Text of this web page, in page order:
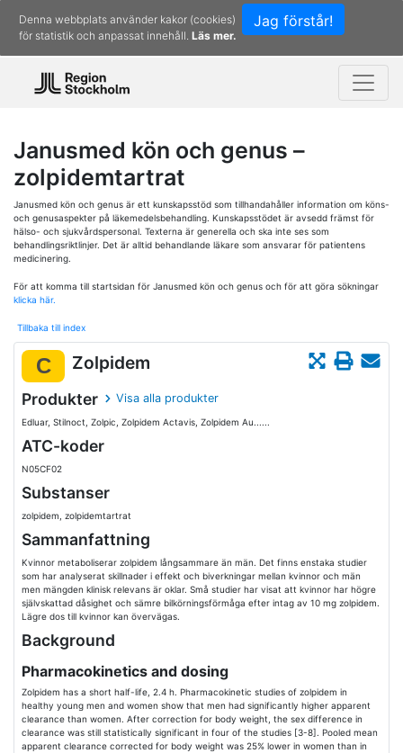
Jag förstår!
Denna webbplats använder kakor (cookies)
för statistik och anpassat innehåll. Läs mer.
Janusmed kön och genus –
zolpidemtartrat
Janusmed kön och genus är ett kunskapsstöd som tillhandahåller information om köns-
och genusaspekter på läkemedelsbehandling. Kunskapsstödet är avsedd främst för
hälso- och sjukvårdspersonal. Texterna är generella och ska inte ses som
behandlingsriktlinjer. Det är alltid behandlande läkare som ansvarar för patientens
medicinering.
För att komma till startsidan för Janusmed kön och genus och för att göra sökningar
klicka här.
Tillbaka till index
C Zolpidem
Produkter Visa alla produkter
Edluar, Stilnoct, Zolpic, Zolpidem Actavis, Zolpidem Au......
ATC-koder
N05CF02
Substanser
zolpidem, zolpidemtartrat
Sammanfattning
Kvinnor metaboliserar zolpidem långsammare än män. Det finns enstaka studier
som har analyserat skillnader i effekt och biverkningar mellan kvinnor och män
men mängden klinisk relevans är oklar. Små studier har visat att kvinnor har högre
självskattad dåsighet och sämre bilkörningsförmåga efter intag av 10 mg zolpidem.
Lägre dos till kvinnor kan övervägas.
Background
Pharmacokinetics and dosing
Zolpidem has a short half-life, 2.4 h. Pharmacokinetic studies of zolpidem in
healthy young men and women show that men had significantly higher apparent
clearance than women. After correction for body weight, the sex difference in
clearance was still statistically significant in four of the studies [3-8]. Pooled mean
apparent clearance corrected for body weight was 25% lower in women than in